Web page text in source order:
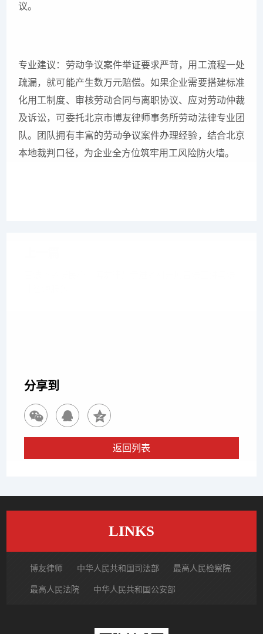
议。
专业建议：劳动争议案件举证要求严苛，用工流程一处
疏漏，就可能产生数万元赔偿。如果企业需要搭建标准
化用工制度、审核劳动合同与离职协议、应对劳动仲裁
及诉讼，可委托北京市博友律师事务所劳动法律专业团
队。团队拥有丰富的劳动争议案件办理经验，结合北京
本地裁判口径，为企业全方位筑牢用工风险防火墙。
分享到
返回列表
LINKS
博友律师 中华人民共和国司法部 最高人民检察院
最高人民法院 中华人民共和国公安部
北京市朝阳区律师协会 中国裁判文书网